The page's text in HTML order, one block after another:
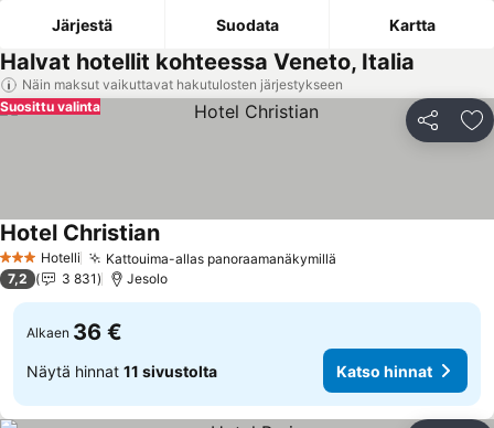
Järjestä Suodata Kartta
Halvat hotellit kohteessa Veneto, Italia
Näin maksut vaikuttavat hakutulosten järjestykseen
Jaa
Suosittu valinta
3 Tähtiluokitus
Hotelli Kattouima-allas panoraamanäkymillä
Hotel ChristianKatso hinnat
7,2 3 831 Jesolo
Alkaen 36 €
Näytä hinnat 11 sivustolta Katso hinnat